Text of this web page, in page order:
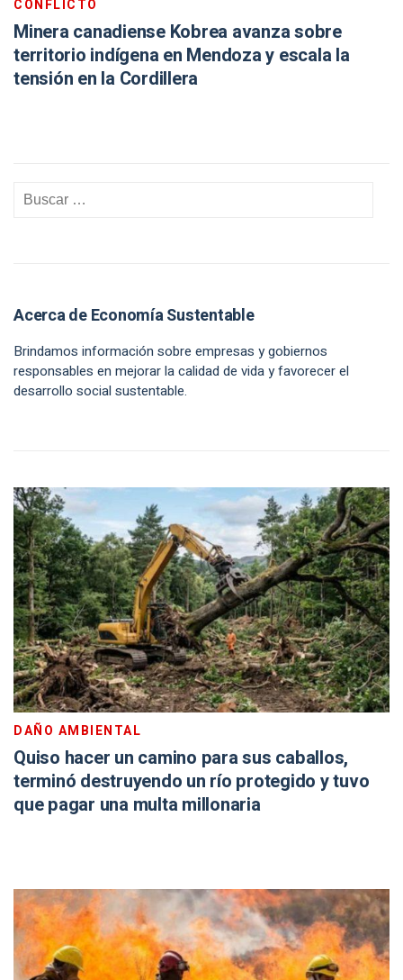
CONFLICTO
Minera canadiense Kobrea avanza sobre
territorio indígena en Mendoza y escala la
tensión en la Cordillera
Acerca de Economía Sustentable
Brindamos información sobre empresas y gobiernos
responsables en mejorar la calidad de vida y favorecer el
desarrollo social sustentable.
DAÑO AMBIENTAL
Quiso hacer un camino para sus caballos,
terminó destruyendo un río protegido y tuvo
que pagar una multa millonaria